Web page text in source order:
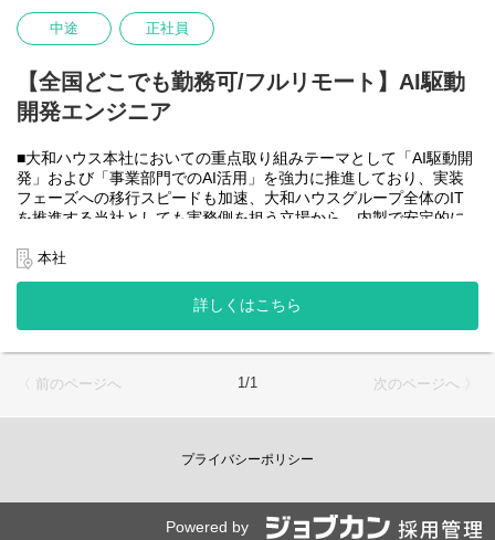
-AI-OCR/DX Suite
-MySQL など
・開発チーム(６名)
ループ会社に必要なRPA(UiPath)の導入・開発を一人一案件担当し
ていただきヒアリングからお任せします。
工期は短い物だと１カ月から長い物だと半年くらいの物が多いで
・運用保守チーム(２名)
大和ハウスグループ全体のIT・DXを推進する当社にて、自社やグ
ループ会社に導入したRPA(UiPath)の運用、保守、問い合わせ対応
使用ツール：
-AI-OCR
＜クライアントは大和ハウスグループ全体＞
名の
出資は大和ハウス本体になりますが、売上好調かつDX推進の優先
潤沢なリソースのもと、最上流から変革を進めていくことが可能
中途 正社員
【全国どこでも勤務可/フルリモート】AI駆動
開発エンジニア
■大和ハウス本社においての重点取り組みテーマとして「AI駆動開
発」および「事業部門でのAI活用」を強力に推進しており、実装
フェーズへの移行スピードも加速、大和ハウスグループ全体のIT
を推進する当社としても実務側を担う立場から、内製で安定的に
います。
なお、フルリモート勤務可能なので、勤務地は北海道から沖縄ま
で、日本全国どこからでも働いていただけます。
入社日以外の出社は年１～４回程度なので、入社後の勤務地は国
また、働く時間に制限もなく、月160時間の勤務で、午前５時～２
２時までの間であれば、自由な時間に働いていただけます。業務
を途中で中断したり、働く時間を調整できるので、家事、育児、
介護などとの両立も可能です。社員が仕事をしやすい環境を整え
・SPA（Single Page Application）を中心としたWebアプリケーシ
本社
詳しくはこちら
〈 前のページへ 1/1 次のページへ 〉
プライバシーポリシー
Powered by